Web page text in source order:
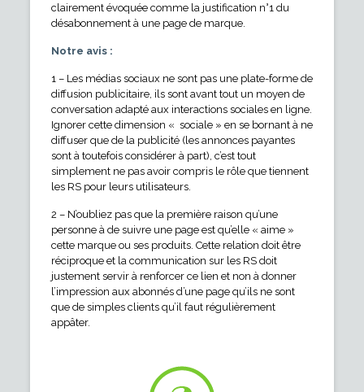
clairement évoquée comme la justification n°1 du
désabonnement à une page de marque.
Notre avis :
1 – Les médias sociaux ne sont pas une plate-forme de
diffusion publicitaire, ils sont avant tout un moyen de
conversation adapté aux interactions sociales en ligne.
Ignorer cette dimension « sociale » en se bornant à ne
diffuser que de la publicité (les annonces payantes
sont à toutefois considérer à part), c’est tout
simplement ne pas avoir compris le rôle que tiennent
les RS pour leurs utilisateurs.
2 – N’oubliez pas que la première raison qu’une
personne à de suivre une page est qu’elle « aime »
cette marque ou ses produits. Cette relation doit être
réciproque et la communication sur les RS doit
justement servir à renforcer ce lien et non à donner
l’impression aux abonnés d’une page qu’ils ne sont
que de simples clients qu’il faut régulièrement
appâter.